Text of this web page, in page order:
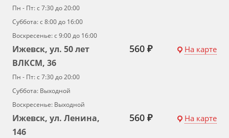
Пн - Пт: с 7:30 до 20:00
Суббота: с 8:00 до 16:00
Воскресенье: с 9:00 до 16:00
Ижевск, ул. 50 лет
ВЛКСМ, 36
Пн - Пт: с 7:30 до 20:00
Суббота: Выходной
Воскресенье: Выходной
560 ₽ На карте
Ижевск, ул. Ленина,
146
560 ₽ На карте